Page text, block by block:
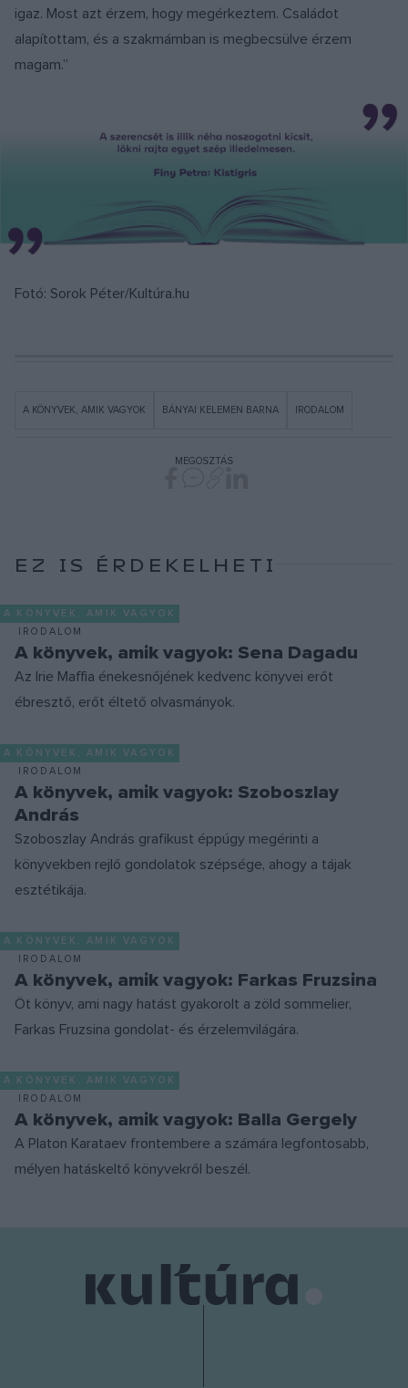
igaz. Most azt érzem, hogy megérkeztem. Családot
alapítottam, és a szakmámban is megbecsülve érzem
magam.”
Fotó: Sorok Péter/Kultúra.hu
A KÖNYVEK, AMIK VAGYOK BÁNYAI KELEMEN BARNA IRODALOM
MEGOSZTÁS
EZ IS ÉRDEKELHETI
A KÖNYVEK, AMIK VAGYOK
IRODALOM
A könyvek, amik vagyok: Sena Dagadu
Az Irie Maffia énekesnőjének kedvenc könyvei erőt
ébresztő, erőt éltető olvasmányok.
A KÖNYVEK, AMIK VAGYOK
IRODALOM
A könyvek, amik vagyok: Szoboszlay
András
Szoboszlay András grafikust éppúgy megérinti a
könyvekben rejlő gondolatok szépsége, ahogy a tájak
esztétikája.
A KÖNYVEK, AMIK VAGYOK
IRODALOM
A könyvek, amik vagyok: Farkas Fruzsina
Öt könyv, ami nagy hatást gyakorolt a zöld sommelier,
Farkas Fruzsina gondolat- és érzelemvilágára.
A KÖNYVEK, AMIK VAGYOK
IRODALOM
A könyvek, amik vagyok: Balla Gergely
A Platon Karataev frontembere a számára legfontosabb,
mélyen hatáskeltő könyvekről beszél.